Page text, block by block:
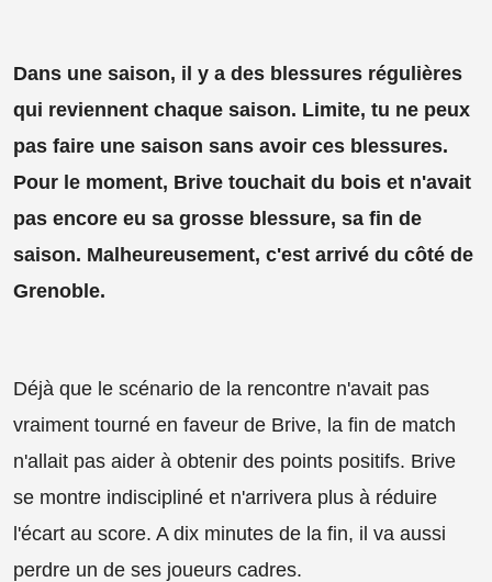
Dans une saison, il y a des blessures régulières
qui reviennent chaque saison. Limite, tu ne peux
pas faire une saison sans avoir ces blessures.
Pour le moment, Brive touchait du bois et n'avait
pas encore eu sa grosse blessure, sa fin de
saison. Malheureusement, c'est arrivé du côté de
Grenoble.
Déjà que le scénario de la rencontre n'avait pas
vraiment tourné en faveur de Brive, la fin de match
n'allait pas aider à obtenir des points positifs. Brive
se montre indiscipliné et n'arrivera plus à réduire
l'écart au score. A dix minutes de la fin, il va aussi
perdre un de ses joueurs cadres.